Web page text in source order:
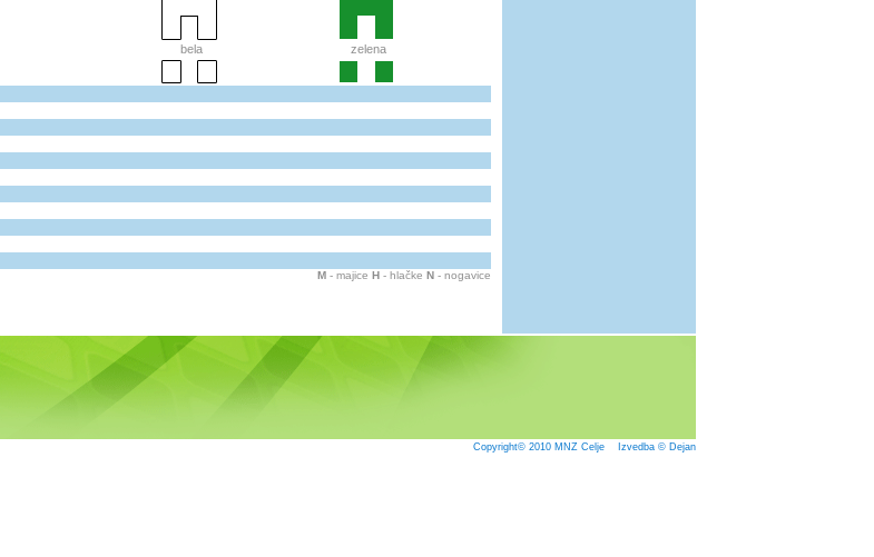
bela zelena
M - majice H - hlačke N - nogavice
Copyright© 2010 MNZ Celje Izvedba © Dejan